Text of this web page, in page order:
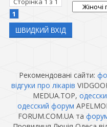
1
Рекомендовані сайти:
відгуки про лікарів
MEDUA.TOP,
одесский форум
FORUM.COM.UA та